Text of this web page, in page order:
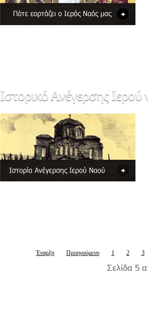
Ιστορικό Ανέγερσης Ιερού
Έναρξη Προηγούμενο 1 2 3
Σελίδα 5